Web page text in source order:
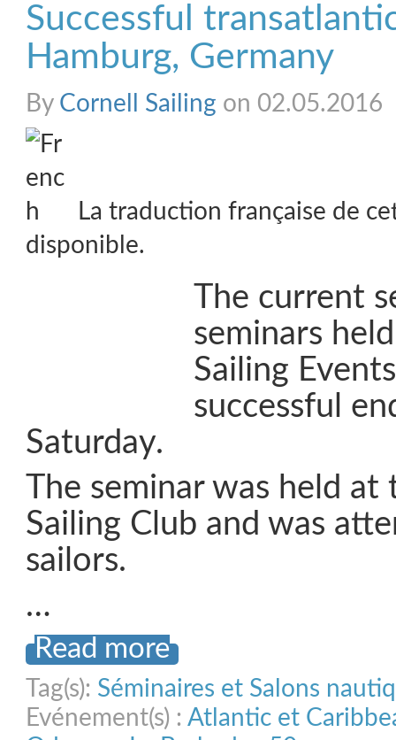
Successful
Hamburg, Germany
By Cornell Sailing on 02.05.2016
La traduction française de
disponible.
The current
seminars
Sailing
successful
Saturday.
The seminar was held
Sailing Club and was
sailors.
…
Read more
Tag(s): Séminaires et Salons
Evénement(s) : Atlantic et